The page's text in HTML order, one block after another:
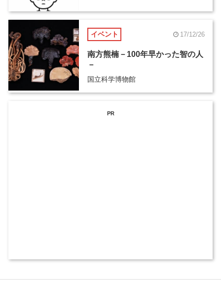
イベント 17/12/26
南方熊楠－100年早かった智の人
－
国立科学博物館
PR